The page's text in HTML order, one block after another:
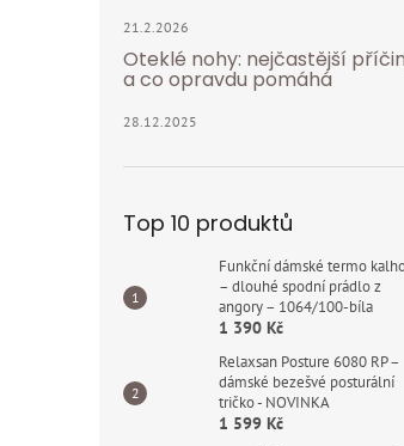
21.2.2026
Oteklé nohy: nejčastější
a co opravdu pomáhá
28.12.2025
Top 10 produktů
Funkční dámské termo
– dlouhé spodní prádlo z
angory – 1064/100-bíla
1 390 Kč
Relaxsan Posture 6080 RP –
dámské bezešvé posturální
tričko - NOVINKA
1 599 Kč